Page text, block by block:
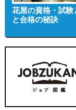
花屋の資格・試
と合格の秘訣